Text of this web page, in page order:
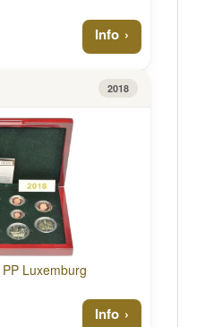
Info
2018
Luxemburg
Info